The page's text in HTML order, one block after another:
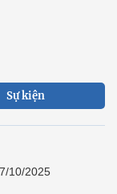
Sự kiện
10/2025